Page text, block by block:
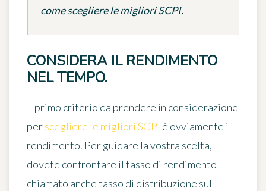
come scegliere le migliori SCPI.
CONSIDERA IL RENDIMENTO
NEL TEMPO.
Il primo criterio da prendere in considerazione
perscegliere le migliori SCPI è ovviamente il
rendimento. Per guidare la vostra scelta,
dovete confrontare il tasso di rendimento
chiamato anchetasso di distribuzione sul